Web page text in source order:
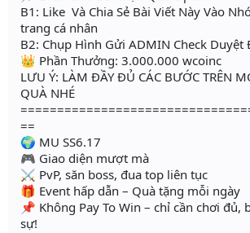
B1: Like Và Chia Sẻ Bài Viết Này Vào
trang cá nhân
B2: Chụp Hình Gửi ADMIN Check Duyệt
👑 Phần Thưởng: 3.000.000 wcoinc
LƯU Ý: LÀM ĐẦY ĐỦ CÁC BƯỚC TRÊN
QUÀ NHÉ
==
🌍 MU SS6.17
🎮 Giao diện mượt mà
⚔️ PvP, săn boss, đua top liên tục
🎁 Event hấp dẫn – Quà tặng mỗi ngày
📌 Không Pay To Win – chỉ cần chơi đủ,
sự!